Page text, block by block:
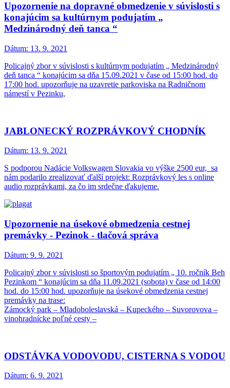
Upozornenie na dopravné obmedzenie v súvislosti s
konajúcim sa kultúrnym podujatím „
Medzinárodný deň tanca “
Dátum: 13. 9. 2021
Policajný zbor v súvislosti s kultúrnym podujatím „ Medzinárodný
deň tanca “ konajúcim sa dňa 15.09.2021 v čase od 15:00 hod. do
17:00 hod. upozorňuje na uzavretie parkoviska na Radničnom
námestí v Pezinku,
JABLONECKÝ ROZPRÁVKOVÝ CHODNÍK
Dátum: 13. 9. 2021
S podporou Nadácie Volkswagen Slovakia vo výške 2500 eur, sa
nám podarilo zrealizovať ďalší projekt: Rozprávkový les s online
audio rozprávkami, za čo im srdečne ďakujeme.
Upozornenie na úsekové obmedzenia cestnej
premávky - Pezinok - tlačová správa
Dátum: 9. 9. 2021
Policajný zbor v súvislosti so športovým podujatím „ 10. ročník Beh
Pezinkom “ konajúcim sa dňa 11.09.2021 (sobota) v čase od 14:00
hod. do 15:00 hod. upozorňuje na úsekové obmedzenia cestnej
premávky na trase:
Zámocký park – Mladoboleslavská – Kupeckého – Suvorovova –
vinohradnícke poľné cesty –
ODSTÁVKA VODOVODU, CISTERNA S VODOU
Dátum: 6. 9. 2021